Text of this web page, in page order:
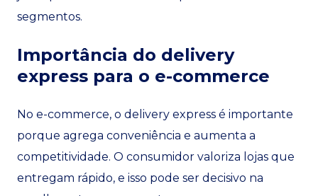
segmentos.
Importância do delivery
express para o e-commerce
No e-commerce, o delivery express é importante
porque agrega conveniência e aumenta a
competitividade. O consumidor valoriza lojas que
entregam rápido, e isso pode ser decisivo na